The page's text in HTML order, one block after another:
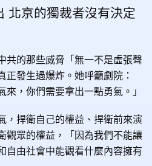
北京的獨裁者沒有決定
共的那些威脅「無一不是虛張聲
發生過爆炸。她呼籲劇院：
來，你們需要拿出一點勇氣。」
，捍衛自己的權益、捍衛前來演
觀眾的權益，「因為我們不能讓
自由社會中能觀看什麼內容擁有